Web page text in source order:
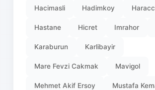
Hacimasli Hadimkoy
Hastane Hicret Imrahor
Karaburun Karlibayir
Mare Fevzi Cakmak Mavigol
Mehmet Akif Ersoy Mustafa